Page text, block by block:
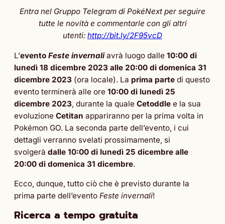
Entra nel Gruppo Telegram di PokéNext per seguire
tutte le novità e commentarle con gli altri
utenti: http://bit.ly/2F95vcD
L’evento Feste invernali avrà luogo dalle 10:00 di
lunedì 18 dicembre 2023 alle 20:00 di domenica 31
dicembre 2023 (ora locale). La prima parte di questo
evento terminerà alle ore 10:00 di lunedì 25
dicembre 2023, durante la quale Cetoddle e la sua
evoluzione Cetitan appariranno per la prima volta in
Pokémon GO. La seconda parte dell’evento, i cui
dettagli verranno svelati prossimamente, si
svolgerà dalle 10:00 di lunedì 25 dicembre alle
20:00 di domenica 31 dicembre.
Ecco, dunque, tutto ciò che è previsto durante la
prima parte dell’evento Feste invernali!
Ricerca a tempo gratuita